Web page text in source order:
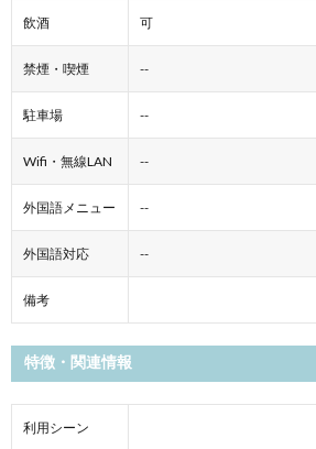
飲酒 可
禁煙・喫煙 --
駐車場 --
Wifi・無線LAN --
外国語メニュー --
外国語対応 --
備考
特徴・関連情報
利用シーン